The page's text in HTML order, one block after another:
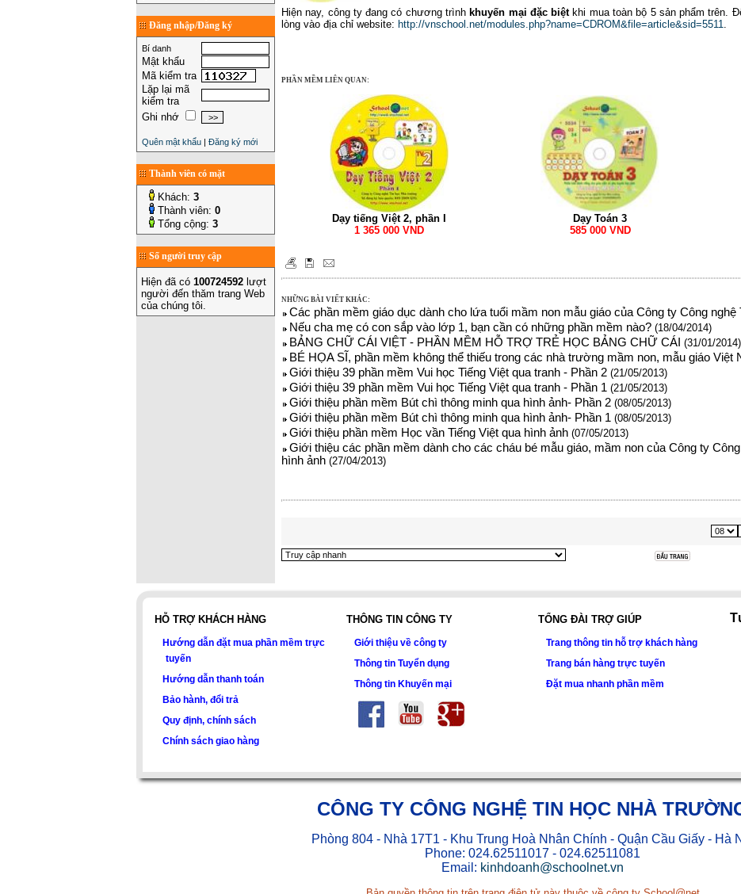
Đăng nhập/Đăng ký
Bí danh
Mật khẩu
Mã kiểm tra
Lặp lại mã
kiểm tra
Ghi nhớ
Quên mật khẩu | Đăng ký mới
Thành viên có mặt
Khách: 3
Thành viên: 0
Tổng cộng: 3
Số người truy cập
Hiện đã có 100724592 lượt
người đến thăm trang Web
của chúng tôi.
Hiện nay, công ty đang có chương trình khuyến mại đặc biệtkhi mua toàn bộ 5 sản phẩm trên.
lòng vào địa chỉ website: http://vnschool.net/modules.php?name=CDROM&file=article&sid=5511.
PHẦN MỀM LIÊN QUAN:
Dạy tiếng Việt 2, phần I
1 365 000 VND
Dạy Toán 3
585 000 VND
NHỮNG BÀI VIẾT KHÁC:
Các phần mềm giáo dục dành cho lứa tuổi mầm non mẫu giáo của Công ty Công
Nếu cha mẹ có con sắp vào lớp 1, bạn cần có những phần mềm nào? (18/04/2014)
BẢNG CHỮ CÁI VIỆT - PHẦN MỀM HỖ TRỢ TRẺ HỌC BẢNG CHỮ CÁI (31/01/2014)
BÉ HỌA SĨ, phần mềm không thể thiếu trong các nhà trường mầm non, mẫu giáo Việt
Giới thiệu 39 phần mềm Vui học Tiếng Việt qua tranh - Phần 2 (21/05/2013)
Giới thiệu 39 phần mềm Vui học Tiếng Việt qua tranh - Phần 1 (21/05/2013)
Giới thiệu phần mềm Bút chì thông minh qua hình ảnh- Phần 2 (08/05/2013)
Giới thiệu phần mềm Bút chì thông minh qua hình ảnh- Phần 1 (08/05/2013)
Giới thiệu phần mềm Học vần Tiếng Việt qua hình ảnh (07/05/2013)
Giới thiệu các phần mềm dành cho các cháu bé mẫu giáo, mầm non của Công ty
hình ảnh (27/04/2013)
HỖ TRỢ KHÁCH HÀNG
Hướng dẫn đặt mua phần mềm trực
tuyến
Hướng dẫn thanh toán
Bảo hành, đổi trả
Quy định, chính sách
Chính sách giao hàng
THÔNG TIN CÔNG TY
Giới thiệu về công ty
Thông tin Tuyển dụng
Thông tin Khuyến mại
TỔNG ĐÀI TRỢ GIÚP
Trang thông tin hỗ trợ khách hàng
Trang bán hàng trực tuyến
Đặt mua nhanh phần mềm
CÔNG TY CÔNG NGHỆ TIN HỌC NHÀ
Phòng 804 - Nhà 17T1 - Khu Trung Hoà Nhân Chính - Quận Cầu Giấy - Hà
Phone: 024.62511017 - 024.62511081
Email: kinhdoanh@schoolnet.vn